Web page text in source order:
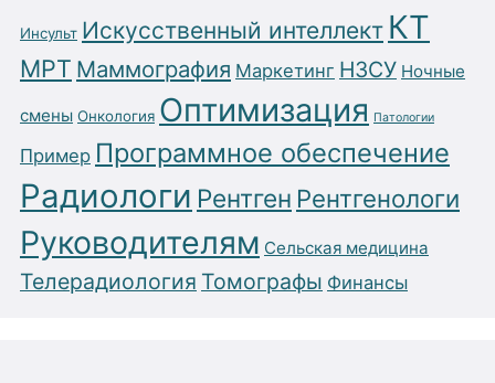
Инсульт Искусственный интеллект КТ
МРТ Маммография Маркетинг НЗСУ Ночные
смены Онкология Оптимизация Патологии
Пример Программное обеспечение
Радиологи Рентген Рентгенологи
Руководителям Сельская медицина
Телерадиология Томографы Финансы